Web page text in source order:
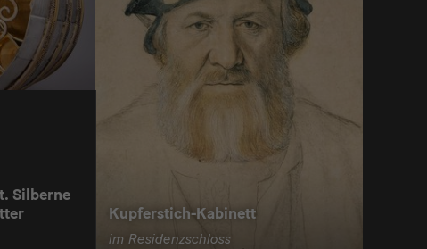
Silberne
Kupferstich-Kabinett
im Residenzschloss